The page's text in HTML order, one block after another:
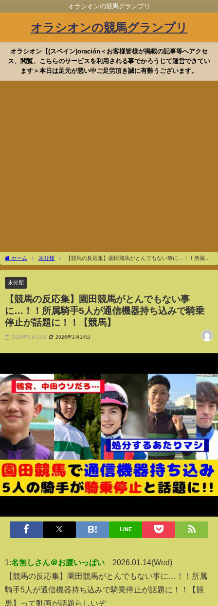
オラシオンの競馬グランプリ
オラシオンの競馬グランプリ
オラシオン【(スペイン)oración＜お客様皆様が掲載の記事等へアクセ
ス、閲覧、こちらのサービスを利用される事でかろうじて運営できてい
ます＞本日は足元が悪い中ご足労頂き誠に有難うございます。
ホーム 未分類
【競馬の反応集】園田競馬がとんでもない事に…！！所属騎
手5人が通信機器持ち込みで騎乗停止が話題に！！【競馬】
未分類
【競馬の反応集】園田競馬がとんでもない事
に…！！所属騎手5人が通信機器持ち込みで騎乗
停止が話題に！！【競馬】
2026年1月14日 2026年1月14日
LINE
1:名無しさん＠お腹いっぱい
2026.01.14(Wed)
【競馬の反応集】園田競馬がとんでもない事に…！！所属
騎手5人が通信機器持ち込みで騎乗停止が話題に！！【競
馬】って動画が話題らしいぞ